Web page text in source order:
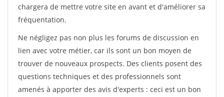
chargera de mettre votre site en avant et d'améliorer sa
fréquentation.
Ne négligez pas non plus les forums de discussion en
lien avec votre métier, car ils sont un bon moyen de
trouver de nouveaux prospects. Des clients posent des
questions techniques et des professionnels sont
amenés à apporter des avis d'experts : ceci est un bon